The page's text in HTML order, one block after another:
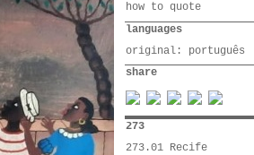
how to quote
languages
original: português
share
273
273.01 Recife